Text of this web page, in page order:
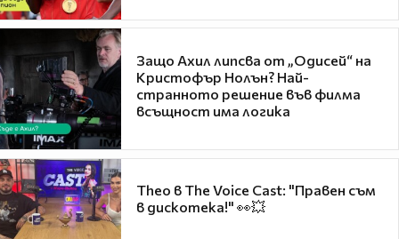
Защо Ахил липсва от „Одисей“ на
Кристофър Нолън? Най-
странното решение във филма
всъщност има логика
Theo в The Voice Cast: "Правен съм
в дискотека!" 👀💥